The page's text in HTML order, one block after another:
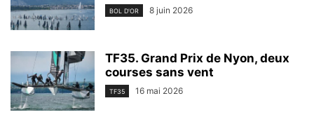
BOL D'OR 8 juin 2026
TF35. Grand Prix de Nyon, deux
courses sans vent
TF35 16 mai 2026